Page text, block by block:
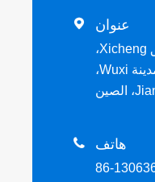
 عنوان
NO.260، طريق Xicheng،
منطقة Liangxi، مدينة Wuxi،
 هاتف